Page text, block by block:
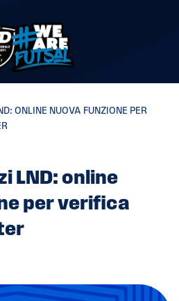
ONLINE NUOVA FUNZIONE PER
LND: online
per verifica